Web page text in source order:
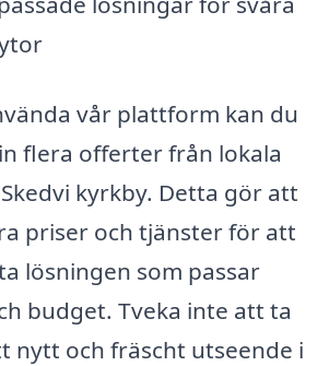
vår plattform kan du
flera offerter från lokala
kyrkby. Detta gör att
priser och tjänster för att
lösningen som passar
budget. Tveka inte att ta
nytt och fräscht utseende i